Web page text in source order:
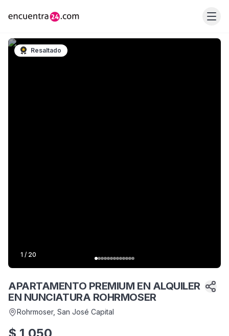
Resaltado
1 / 20
APARTAMENTO PREMIUM EN ALQUILER
EN NUNCIATURA ROHRMOSER
Rohrmoser, San José Capital